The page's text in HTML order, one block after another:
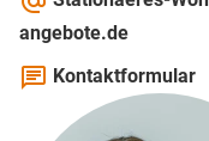
angebote.de
chat Kontaktformular